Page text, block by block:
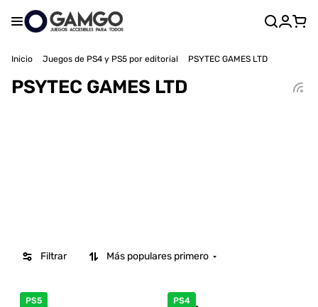
Inicio Juegos de PS4 y PS5 por editorial PSYTEC GAMES LTD
PSYTEC GAMES LTD
Filtrar Más populares primero
PS5 PS4